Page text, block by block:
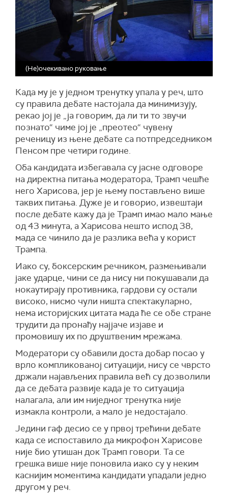
(Не)очекивано руковање
Када му је у једном тренутку упала у реч, што
су правила дебате настојала да минимизују,
рекао јој је „ја говорим, да ли ти то звучи
познато“ чиме јој је „преотео“ чувену
реченицу из њене дебате са потпредседником
Пенсом пре четири године.
Оба кандидата избегавала су јасне одговоре
на директна питања модератора, Трамп чешће
него Харисова, јер је њему постављено више
таквих питања. Дуже је и говорио, извештаји
после дебате кажу да је Трамп имао мало мање
од 43 минута, а Харисова нешто испод 38,
мада се чинило да је разлика већа у корист
Трампа.
Иако су, боксерским речником, размењивали
јаке ударце, чини се да нису ни покушавали да
нокаутирају противника, гардови су остали
високо, нисмо чули ништа спектакуларно,
нема историјских цитата мада ће се обе стране
трудити да пронађу најјаче изјаве и
промовишу их по друштвеним мрежама.
Модератори су обавили доста добар посао у
врло компликованој ситуацији, нису се чврсто
држали најављених правила већ су дозволили
да се дебата развије када је то ситуација
налагала, али им ниједног тренутка није
измакла контроли, а мало је недостајало.
Једини гаф десио се у првој трећини дебате
када се испоставило да микрофон Харисове
није био утишан док Трамп говори. Та се
грешка више није поновила иако су у неким
каснијим моментима кандидати упадали једно
другом у реч.